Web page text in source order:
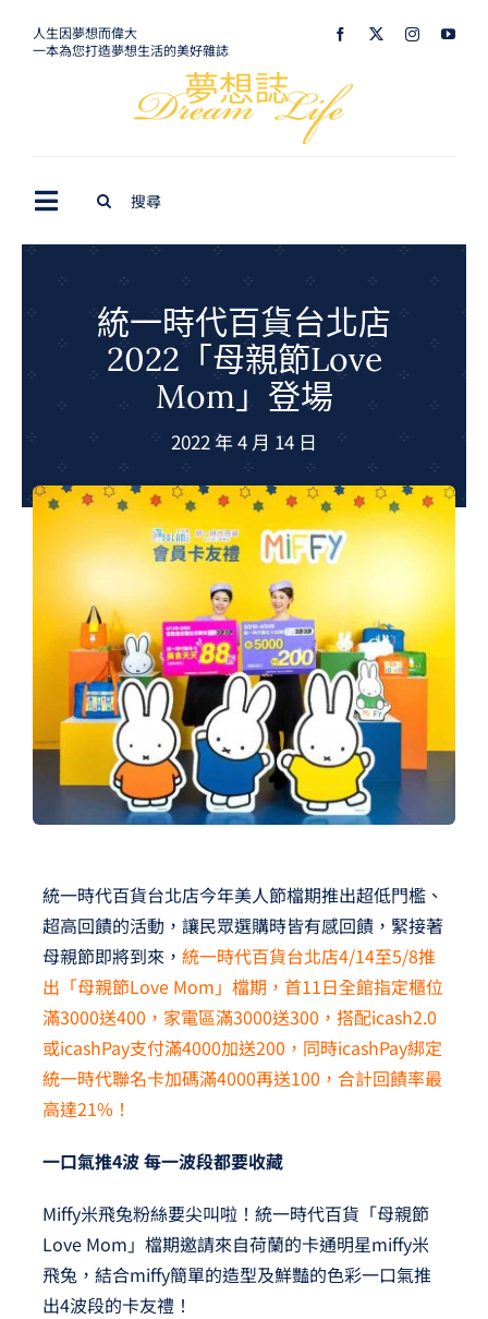
人生因夢想而偉大
一本為您打造夢想生活的美好雜誌
Toggle
Navigation
夢想TV
GCU大賽
夢想購物
統一時代百貨台北店
2022「母親節Love
Mom」登場
2022 年 4 月 14 日
統一時代百貨台北店今年美人節檔期推出超低門檻、
超高回饋的活動，讓民眾選購時皆有感回饋，緊接著
母親節即將到來， 統一時代百貨台北店4/14至5/8推
出「母親節Love Mom」檔期，首11日全館指定櫃位
滿3000送400，家電區滿3000送300，搭配icash2.0
或icashPay支付滿4000加送200，同時icashPay綁定
統一時代聯名卡加碼滿4000再送100，合計回饋率最
高達21%！
一口氣推4波 每一波段都要收藏
Miffy米飛兔粉絲要尖叫啦！統一時代百貨「母親節
Love Mom」檔期邀請來自荷蘭的卡通明星miffy米
飛兔，結合miffy簡單的造型及鮮豔的色彩一口氣推
出4波段的卡友禮！